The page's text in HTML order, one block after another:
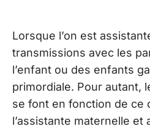
Lorsque l’on est
transmissions avec les
l’enfant ou des enfants
primordiale. Pour autant,
se font en fonction de ce
l’assistante maternelle et